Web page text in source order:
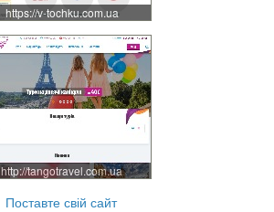
https://v-tochku.com.ua
http://tangotravel.com.ua
Поставте свій сайт